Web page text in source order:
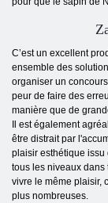
C’est un excellent
ensemble des
organiser un
peur de faire des
manière que de
Il est également
être distrait par
plaisir esthétique issu
tous les niveaux dans
vivre le même plaisir,
plus nombreuses.